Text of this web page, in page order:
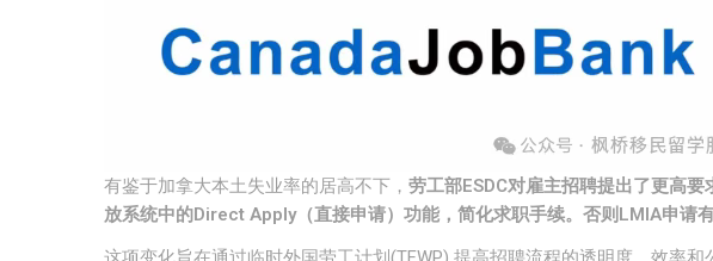
有鉴于加拿大本土失业率的居高不下， 劳工部ESDC对雇主招聘提出了更高要
放系统中的Direct Apply（直接申请）功能，简化求职手续。否则 LMIA申请